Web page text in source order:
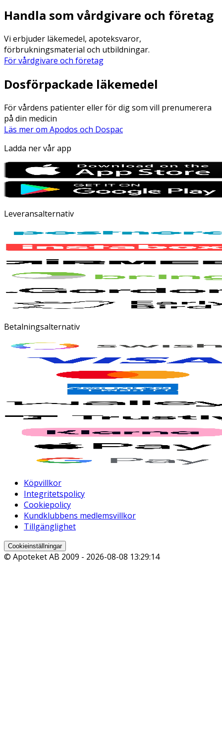
Handla som vårdgivare och företag
Vi erbjuder läkemedel, apoteksvaror,
förbrukningsmaterial och utbildningar.
För vårdgivare och företag
Dosförpackade läkemedel
För vårdens patienter eller för dig som vill prenumerera
på din medicin
Läs mer om Apodos och Dospac
Ladda ner vår app
Leveransalternativ
Betalningsalternativ
Köpvillkor
Integritetspolicy
Cookiepolicy
Kundklubbens medlemsvillkor
Tillgänglighet
Cookieinställningar
© Apoteket AB 2009 - 2026-08-08 13:29:14